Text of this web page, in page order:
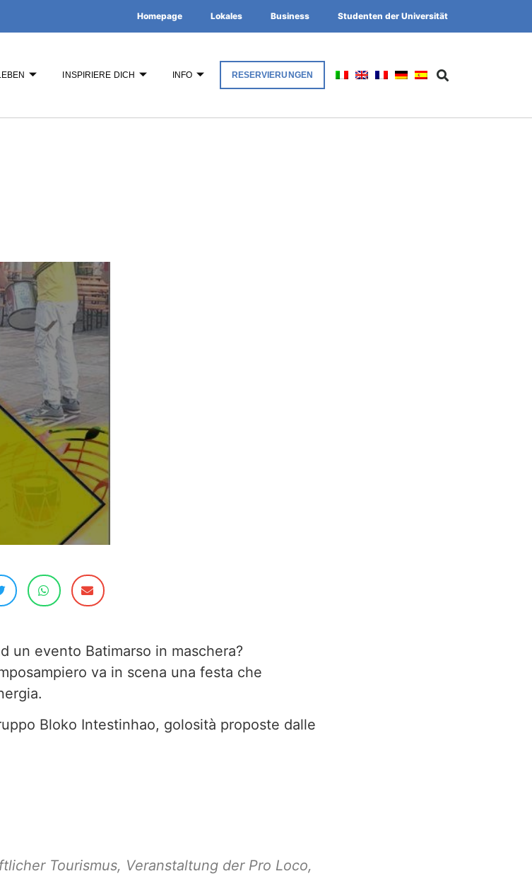
Homepage Lokales Business Studenten der Universität
INSPIRIERE DICH INFO RESERVIERUNGEN
un evento Batimarso in maschera?
va in scena una festa che
Bloko Intestinhao, golosità proposte dalle
Tourismus, Veranstaltung der Pro Loco,